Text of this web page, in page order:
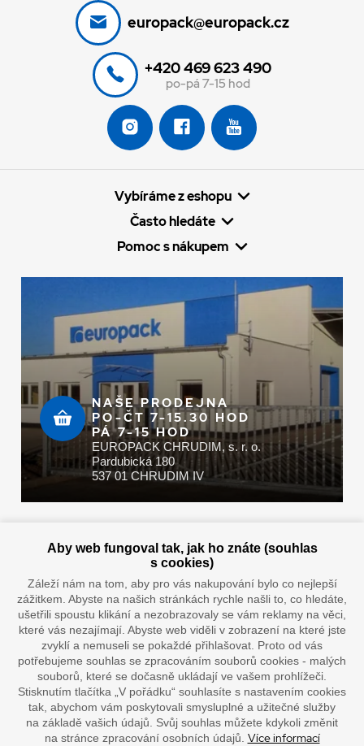
europack@europack.cz
+420 469 623 490
po-pá 7-15 hod
Vybíráme z eshopu
Často hledáte
Pomoc s nákupem
NAŠE PRODEJNA
PO-ČT 7-15.30 HOD
PÁ 7-15 HOD
EUROPACK CHRUDIM, s. r. o.
Pardubická 180
537 01 CHRUDIM IV
Doprava vaším oblíbeným dopravcem
Aby web fungoval tak, jak ho znáte (souhlas
s cookies)
Záleží nám na tom, aby pro vás nakupování bylo co nejlepší
zážitkem. Abyste na našich stránkách rychle našli to, co hledáte,
ušetřili spoustu klikání a nezobrazovaly se vám reklamy na věci,
které vás nezajímají. Abyste web viděli v zobrazení na které jste
zvyklí a nemuseli se pokaždé přihlašovat. Proto od vás
potřebujeme souhlas se zpracováním souborů cookies - malých
souborů, které se dočasně ukládají ve vašem prohlížeči.
Stisknutím tlačítka „V pořádku“ souhlasíte s nastavením cookies
tak, abychom vám poskytovali smysluplné a užitečné služby
na základě vašich údajů. Svůj souhlas můžete kdykoli změnit
na stránce zpracování osobních údajů. Více informací